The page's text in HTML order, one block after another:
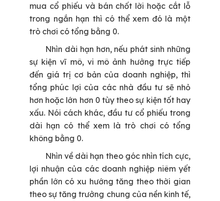
mua cổ phiếu và bán chốt lời hoặc cắt lỗ
trong ngắn hạn thì có thể xem đó là một
trò chơi có tổng bằng 0.
Nhìn dài hạn hơn, nếu phát sinh những
sự kiện vĩ mô, vi mô ảnh hưởng trực tiếp
đến giá trị cơ bản của doanh nghiệp, thì
tổng phúc lợi của các nhà đầu tư sẽ nhỏ
hơn hoặc lớn hơn 0 tùy theo sự kiện tốt hay
xấu. Nói cách khác, đầu tư cổ phiếu trong
dài hạn có thể xem là trò chơi có tổng
không bằng 0.
Nhìn về dài hạn theo góc nhìn tích cực,
lợi nhuận của các doanh nghiệp niêm yết
phần lớn có xu hướng tăng theo thời gian
theo sự tăng trưởng chung của nền kinh tế,